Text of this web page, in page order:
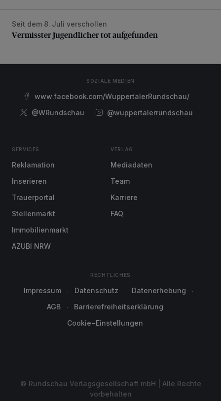
Vermisster Jugendlicher tot aufgefunden
Seit dem 8. Juli verschollen
Vermisster Jugendlicher tot aufgefunden
SOZIALE MEDIEN
www.facebook.com/WuppertalerRundschau/
@WRundschau
@wuppertalerrundschau
SERVICES
Reklamation
Inserieren
Trauerportal
Stellenmarkt
Immobilienmarkt
AZUBI NRW
VERLAG
Mediadaten
Team
Karriere
FAQ
RECHTLICHES
Impressum Datenschutz
Datenerhebung
AGB
Barrierefreiheitserklärung
Cookie-Einstellungen
© Rundschau Verlagsgesellschaft mbH | Alle Rechte
vorbehalten